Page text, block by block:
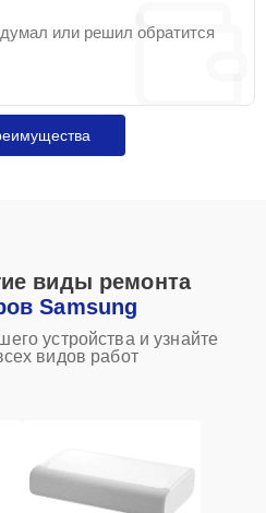
или решил обратится
виды ремонта
Samsung
устройства и узнайте
видов работ